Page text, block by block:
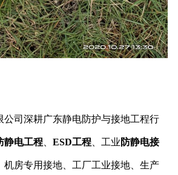
公司深耕广东静电防护与接地工程行
静电工程、 ESD工程、工业 防静电接
机房专用接地、工厂工业接地、生产